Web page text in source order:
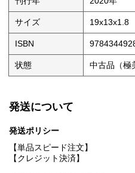
サイズ 19x13x1.8
ISBN
状態 中古品（極
発送について
発送ポリシー
【単品スピード注文】
【クレジット決済】